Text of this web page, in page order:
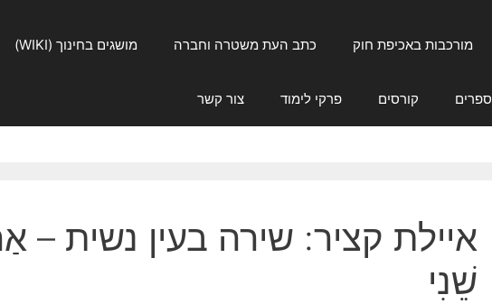
מורכבות באכיפת חוק כתב העת משטרה וחברה מושגים בחינוך (WIKI)
ספרים קורסים פרקי לימוד צור קשר
איילת קציר: שירה בעין נשית
שֵׁנִי